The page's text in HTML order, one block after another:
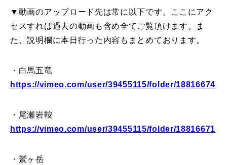
▼動画のアップロード先は常に以下です。ここにアク
セスすれば過去の動画も含め全てご覧頂けます。ま
た、説明欄に本日行った内容もまとめております。
・白馬五竜
https://vimeo.com/user/39455115/folder/18816674
・尾瀬岩鞍
https://vimeo.com/user/39455115/folder/18816671
・鷲ヶ岳